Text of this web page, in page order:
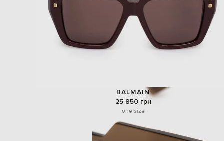
BALMAIN
25 850 грн
one size